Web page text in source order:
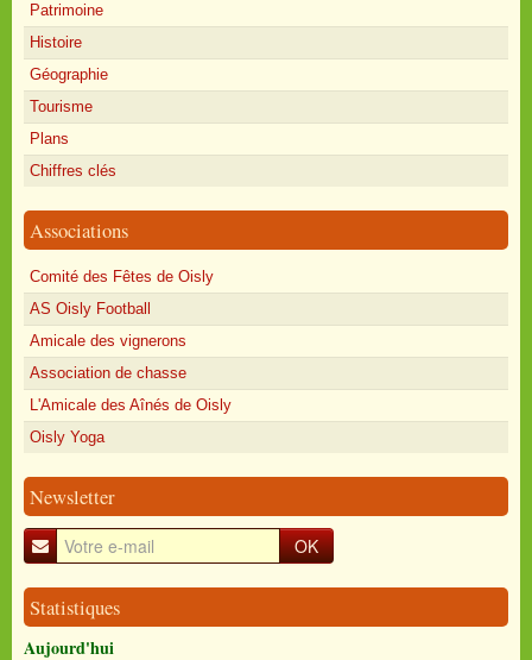
Patrimoine
Histoire
Géographie
Tourisme
Plans
Chiffres clés
Associations
Comité des Fêtes de Oisly
AS Oisly Football
Amicale des vignerons
Association de chasse
L'Amicale des Aînés de Oisly
Oisly Yoga
Newsletter
OK
Statistiques
Aujourd'hui